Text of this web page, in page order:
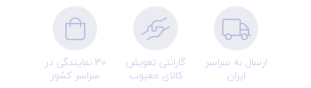
ارسال به سراسر
ایران
گارانتی تعویض
کالای معیوب
30 نمایندگی در
سراسر کشور